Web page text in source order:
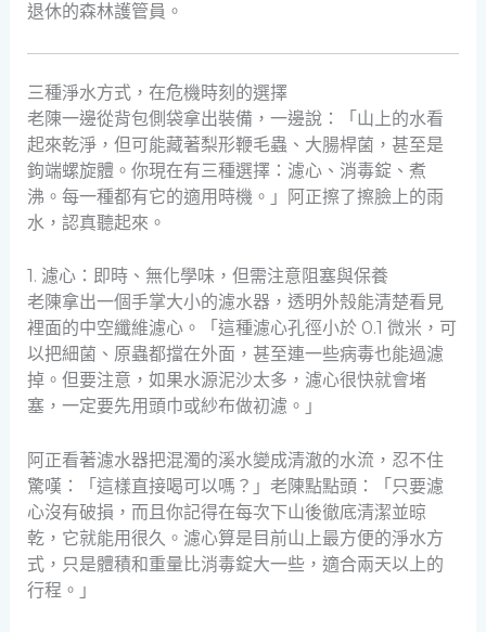
退休的森林護管員。
三種淨水方式，在危機時刻的選擇
老陳一邊從背包側袋拿出裝備，一邊說：「山上的水看
起來乾淨，但可能藏著梨形鞭毛蟲、大腸桿菌，甚至是
鉤端螺旋體。你現在有三種選擇：濾心、消毒錠、煮
沸。每一種都有它的適用時機。」阿正擦了擦臉上的雨
水，認真聽起來。
1. 濾心：即時、無化學味，但需注意阻塞與保養
老陳拿出一個手掌大小的濾水器，透明外殼能清楚看見
裡面的中空纖維濾心。「這種濾心孔徑小於 0.1 微米，可
以把細菌、原蟲都擋在外面，甚至連一些病毒也能過濾
掉。但要注意，如果水源泥沙太多，濾心很快就會堵
塞，一定要先用頭巾或紗布做初濾。」
阿正看著濾水器把混濁的溪水變成清澈的水流，忍不住
驚嘆：「這樣直接喝可以嗎？」老陳點點頭：「只要濾
心沒有破損，而且你記得在每次下山後徹底清潔並晾
乾，它就能用很久。濾心算是目前山上最方便的淨水方
式，只是體積和重量比消毒錠大一些，適合兩天以上的
行程。」